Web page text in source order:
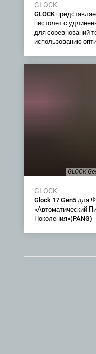
GLOCK
GLOCK
пистолет с
для соревнований
использованию
GLOCK
GLOCK
Glock 17 Gen5 для
«Автоматический
Поколения»(PANG)